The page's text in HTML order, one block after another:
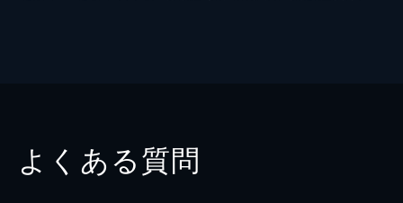
よくある質問